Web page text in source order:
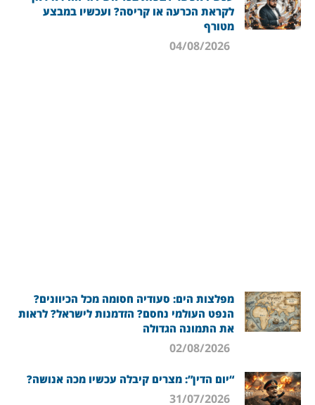
לקראת הכרעה או קריסה? ועכשיו במבצע
מטורף
מפלצות הים: סעודיה חסומה מכל הכיוונים?
הנפט העולמי נחסם? הזדמנות לישראל? לראות
את התמונה הגדולה
“יום הדין”: מצרים קיבלה עכשיו מכה אנושה?